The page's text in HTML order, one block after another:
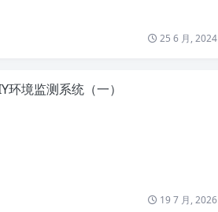
25 6 月, 2024
境监测系统（一）
19 7 月, 2026